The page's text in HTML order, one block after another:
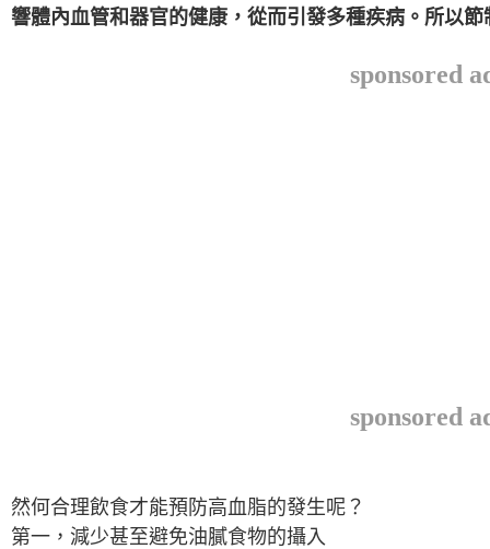
響體內血管和器官的健康，從而引發多種疾病。所以
sponsored
sponsored
然何合理飲食才能預防高血脂的發生呢？
第一，減少甚至避免油膩食物的攝入